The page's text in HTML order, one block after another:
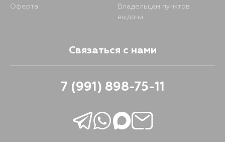
Оферта
Владельцам пунктов
выдачи
Связаться с нами
7 (991) 898-75-11